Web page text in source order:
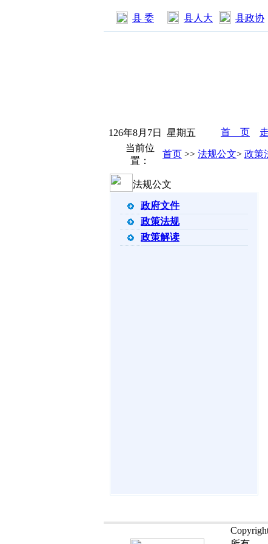
县 委 县人大 县政协
126年8月7日 星期五 首 页
当前位
置：
首页 >> 法规公文> 政策
法规公文
政府文件
政策法规
政策解读